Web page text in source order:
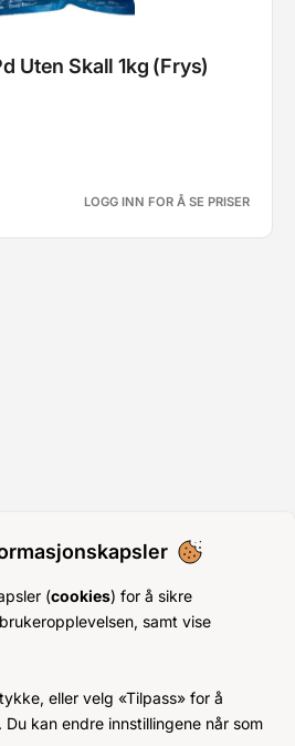
(cookies) for å sikre
samt vise
eller velg «Tilpass» for å
kan endre innstillingene når som
Uten Skall 1kg (Frys)
LOGG INN FOR Å SE PRISER